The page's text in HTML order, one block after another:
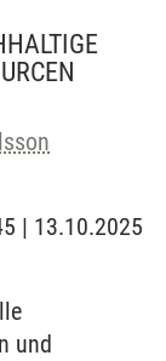
| 13.10.2025
und